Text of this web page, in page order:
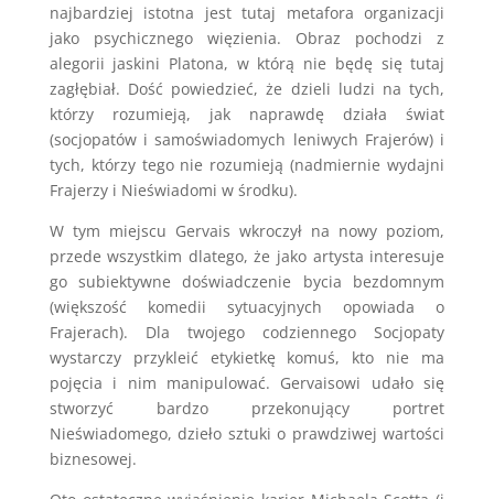
najbardziej istotna jest tutaj metafora organizacji
jako psychicznego więzienia. Obraz pochodzi z
alegorii jaskini Platona, w którą nie będę się tutaj
zagłębiał. Dość powiedzieć, że dzieli ludzi na tych,
którzy rozumieją, jak naprawdę działa świat
(socjopatów i samoświadomych leniwych Frajerów) i
tych, którzy tego nie rozumieją (nadmiernie wydajni
Frajerzy i Nieświadomi w środku).
W tym miejscu Gervais wkroczył na nowy poziom,
przede wszystkim dlatego, że jako artysta interesuje
go subiektywne doświadczenie bycia bezdomnym
(większość komedii sytuacyjnych opowiada o
Frajerach). Dla twojego codziennego Socjopaty
wystarczy przykleić etykietkę komuś, kto nie ma
pojęcia i nim manipulować. Gervaisowi udało się
stworzyć bardzo przekonujący portret
Nieświadomego, dzieło sztuki o prawdziwej wartości
biznesowej.